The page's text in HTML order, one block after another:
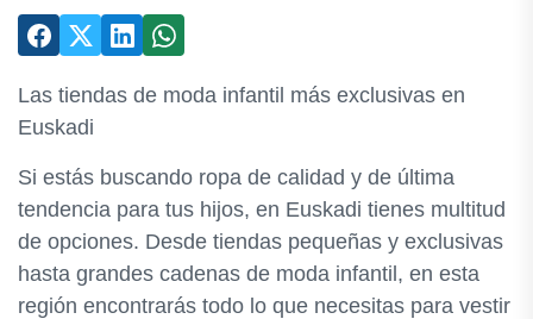
Las tiendas de moda infantil más exclusivas en
Euskadi
Si estás buscando ropa de calidad y de última
tendencia para tus hijos, en Euskadi tienes multitud
de opciones. Desde tiendas pequeñas y exclusivas
hasta grandes cadenas de moda infantil, en esta
región encontrarás todo lo que necesitas para vestir